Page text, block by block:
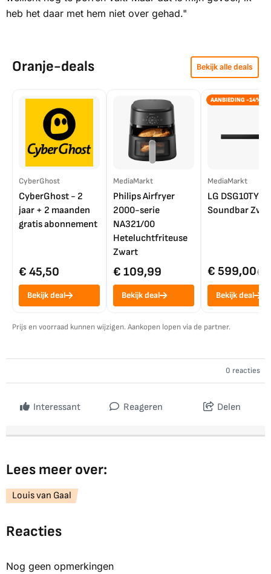
heb het daar met hem niet over gehad."
Oranje-deals Bekijk alle deals
CyberGhost
CyberGhost - 2
jaar + 2 maanden
gratis abonnement
€ 45,50
Bekijk deal
MediaMarkt
Philips Airfryer
2000-serie
NA321/00
Heteluchtfriteuse
Zwart
€ 109,99
Bekijk deal
AANBIEDING -14%
MediaMarkt
LG DSG10TY
Soundbar
€ 599,00€
Bekijk deal
Prijs en voorraad kunnen wijzigen. Aankopen lopen via de partner.
0 reacties
Interessant Reageren Delen
Lees meer over:
Louis van Gaal
Reacties
Nog geen opmerkingen